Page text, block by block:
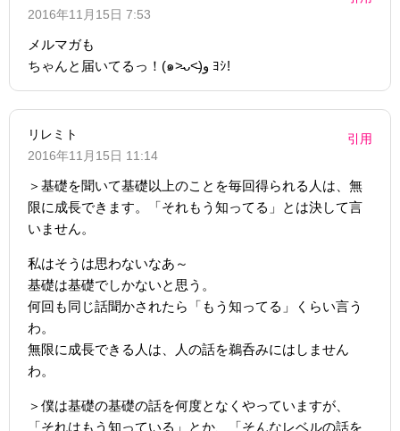
2016年11月15日 7:53
メルマガも
ちゃんと届いてるっ！(๑˃̵ᴗ˂̵)و ﾖｼ!
リレミト
2016年11月15日 11:14
引用
＞基礎を聞いて基礎以上のことを毎回得られる人は、無
限に成長できます。「それもう知ってる」とは決して言
いません。
私はそうは思わないなあ～
基礎は基礎でしかないと思う。
何回も同じ話聞かされたら「もう知ってる」くらい言う
わ。
無限に成長できる人は、人の話を鵜呑みにはしません
わ。
＞僕は基礎の基礎の話を何度となくやっていますが、
「それはもう知っている」とか、「そんなレベルの話を